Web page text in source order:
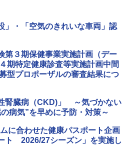
」・「空気のきれいな車両」認
第３期保健事業実施計画（デー
期特定健康診査等実施計画中間
型プロポーザルの審査結果につ
腎臓病（CKD)」 ～気づかない
病気”を早めに予防・対策～
に合わせた健康パスポート企画
ト 2026/27シーズン」を実施し